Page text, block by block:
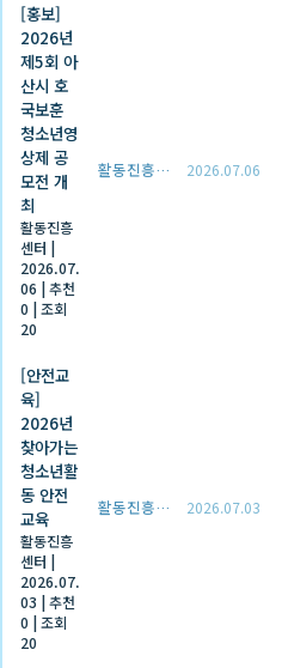
[홍보]
2026년
제5회 아
산시 호
국보훈
청소년영
상제 공
모전 개
최
활동진흥
센터 |
2026.07.
06 |추천
0 |조회
20
활동진흥센터 2026.07.06
[안전교
육]
2026년
찾아가는
청소년활
동 안전
교육
활동진흥
센터 |
2026.07.
03 |추천
0 |조회
20
활동진흥센터 2026.07.03